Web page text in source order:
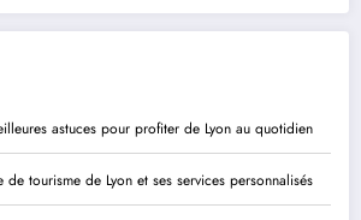
astuces pour profiter de Lyon au quotidien
de tourisme de Lyon et ses services personnalisés